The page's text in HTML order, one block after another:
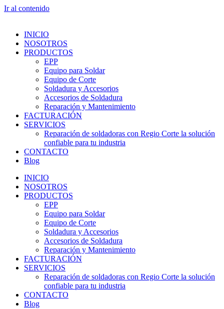
Ir al contenido
INICIO
NOSOTROS
PRODUCTOS
EPP
Equipo para Soldar
Equipo de Corte
Soldadura y Accesorios
Accesorios de Soldadura
Reparación y Mantenimiento
FACTURACIÓN
SERVICIOS
Reparación de soldadoras con Regio Corte la solución
confiable para tu industria
CONTACTO
Blog
INICIO
NOSOTROS
PRODUCTOS
EPP
Equipo para Soldar
Equipo de Corte
Soldadura y Accesorios
Accesorios de Soldadura
Reparación y Mantenimiento
FACTURACIÓN
SERVICIOS
Reparación de soldadoras con Regio Corte la solución
confiable para tu industria
CONTACTO
Blog